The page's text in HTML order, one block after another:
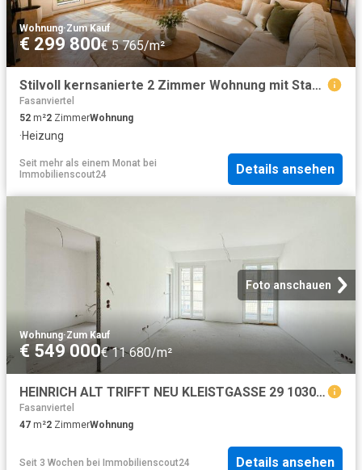
Wohnung·Zum Kauf
€ 299 800€ 5 765/m²
Stilvoll kernsanierte 2 Zimmer Wohnung mit Stadtblick im 3. Bezirk Baumeisterqualität | Erstbezug nach Sanierung | 4. Liftstock | ca. 52 m²
Fasanviertel
52 m²2 ZimmerWohnung
·Heizung
Seit mehr als einem Monat bei
Immobilienscout24
Details ansehen
Foto anschauen
Wohnung·Zum Kauf
€ 549 000€ 11 680/m²
HEINRICH ALT TRIFFT NEU KLEISTGASSE 29 1030 WIEN Dachgeschoßwohnungen
Fasanviertel
47 m²2 ZimmerWohnung
Seit 3 Wochen bei Immobilienscout24 Details ansehen